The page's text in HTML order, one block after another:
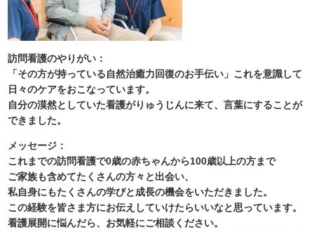
訪問看護のやりがい：
「その方が持っている自然治癒力回復のお手伝い」これを意識して
日々のケアをおこなっています。
自分の漠然としていた看護がりゅうじんに来て、言葉にすることが
できました。
メッセージ：
これまでの訪問看護で0歳の赤ちゃんから100歳以上の方まで
ご家族も含めてたくさんの方々と出会い、
私自身にもたくさんの学びと成長の機会をいただきました。
この経験を皆さま方にお伝えしていけたらいいなと思っています。
看護展開に悩んだら、お気軽にご相談ください。